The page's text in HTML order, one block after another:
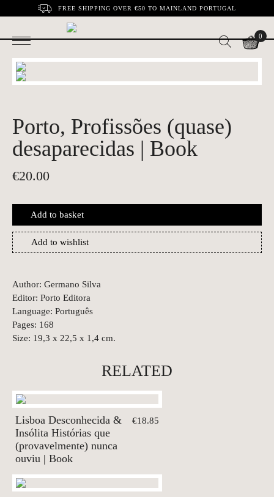
FREE SHIPPING OVER €50 TO MAINLAND PORTUGAL
0
Porto, Profissões (quase)
desaparecidas | Book
€20.00
Add to basket
Add to wishlist
Author: Germano Silva
Editor: Porto Editora
Language: Português
Pages: 168
Size: 19,3 x 22,5 x 1,4 cm.
RELATED
Lisboa Desconhecida &
Insólita Histórias que
(provavelmente) nunca
ouviu | Book
€18.85